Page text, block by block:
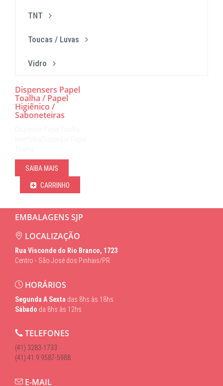
TNT
Toucas / Luvas
Vidro
Dispensers Papel
Toalha / Papel
Higiênico /
Saboneteiras
SAIBA MAIS
CARRINHO
EMBALAGENS SJP
LOCALIZAÇÃO
Rua Visconde do Rio Branco, 1723
Centro - São José dos Pinhais/PR
HORÁRIOS
Segunda A Sexta das 8hs às 18hs
Sábado da 8hs às 12hs
TELEFONES
(41) 3283-1733
(41) 41 9 9587-5988
E-MAIL